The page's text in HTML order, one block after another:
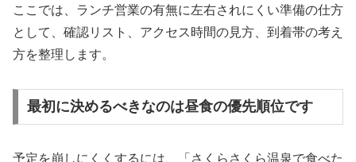
ここでは、ランチ営業の有無に左右されにくい準備の仕方
として、確認リスト、アクセス時間の見方、到着帯の考え
方を整理します。
最初に決めるべきなのは昼食の優先順位です
予定を崩しにくくするには、「さくらさくら温泉で食べた